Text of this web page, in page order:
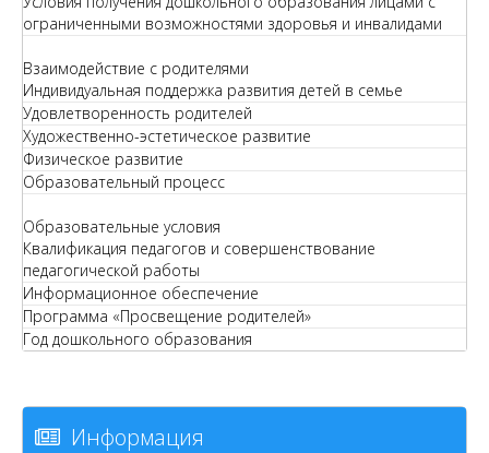
ограниченными возможностями здоровья и инвалидами
Взаимодействие с родителями
Индивидуальная поддержка развития детей в семье
Удовлетворенность родителей
Художественно-эстетическое развитие
Физическое развитие
Образовательный процесс
Образовательные условия
Квалификация педагогов и совершенствование
педагогической работы
Информационное обеспечение
Программа «Просвещение родителей»
Год дошкольного образования
Информация